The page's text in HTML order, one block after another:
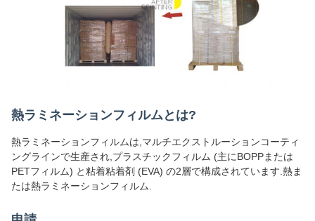
熱ラミネーションフィルムとは?
熱ラミネーションフィルムは,マルチエクストルーションコーティ
ングラインで生産され,プラスチックフィルム (主にBOPPまたは
PETフィルム) と粘着粘着剤 (EVA) の2層で構成されています.熱ま
たは熱ラミネーションフィルム.